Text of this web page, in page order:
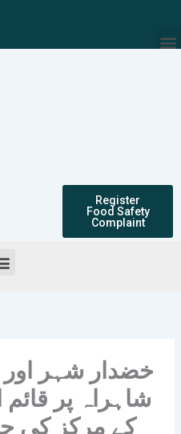
Register
Food Safety
Complaint
Menu
خضدار شہر
شاہراہ پر